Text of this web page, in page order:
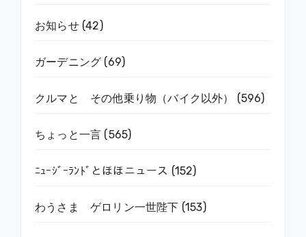
お知らせ(42)
ガーデニング (69)
クルマと その他乗り物（バイク以外） (596)
ちょっと一言 (565)
ﾆｭｰｼﾞｰﾗﾝﾄﾞとほほニュース (152)
わうさま ゲロリン一世陛下 (153)